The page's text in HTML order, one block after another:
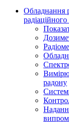
Обладнання
радону